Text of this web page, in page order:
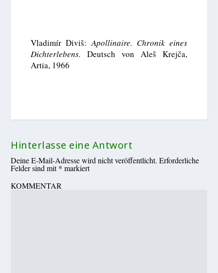
Vladimír Diviš:Apollinaire. Chronik eines
Dichterlebens. Deutsch von Aleš Krejča,
Artia, 1966
Hinterlasse eine Antwort
Deine E-Mail-Adresse wird nicht veröffentlicht. Erforderliche
Felder sind mit* markiert
KOMMENTAR